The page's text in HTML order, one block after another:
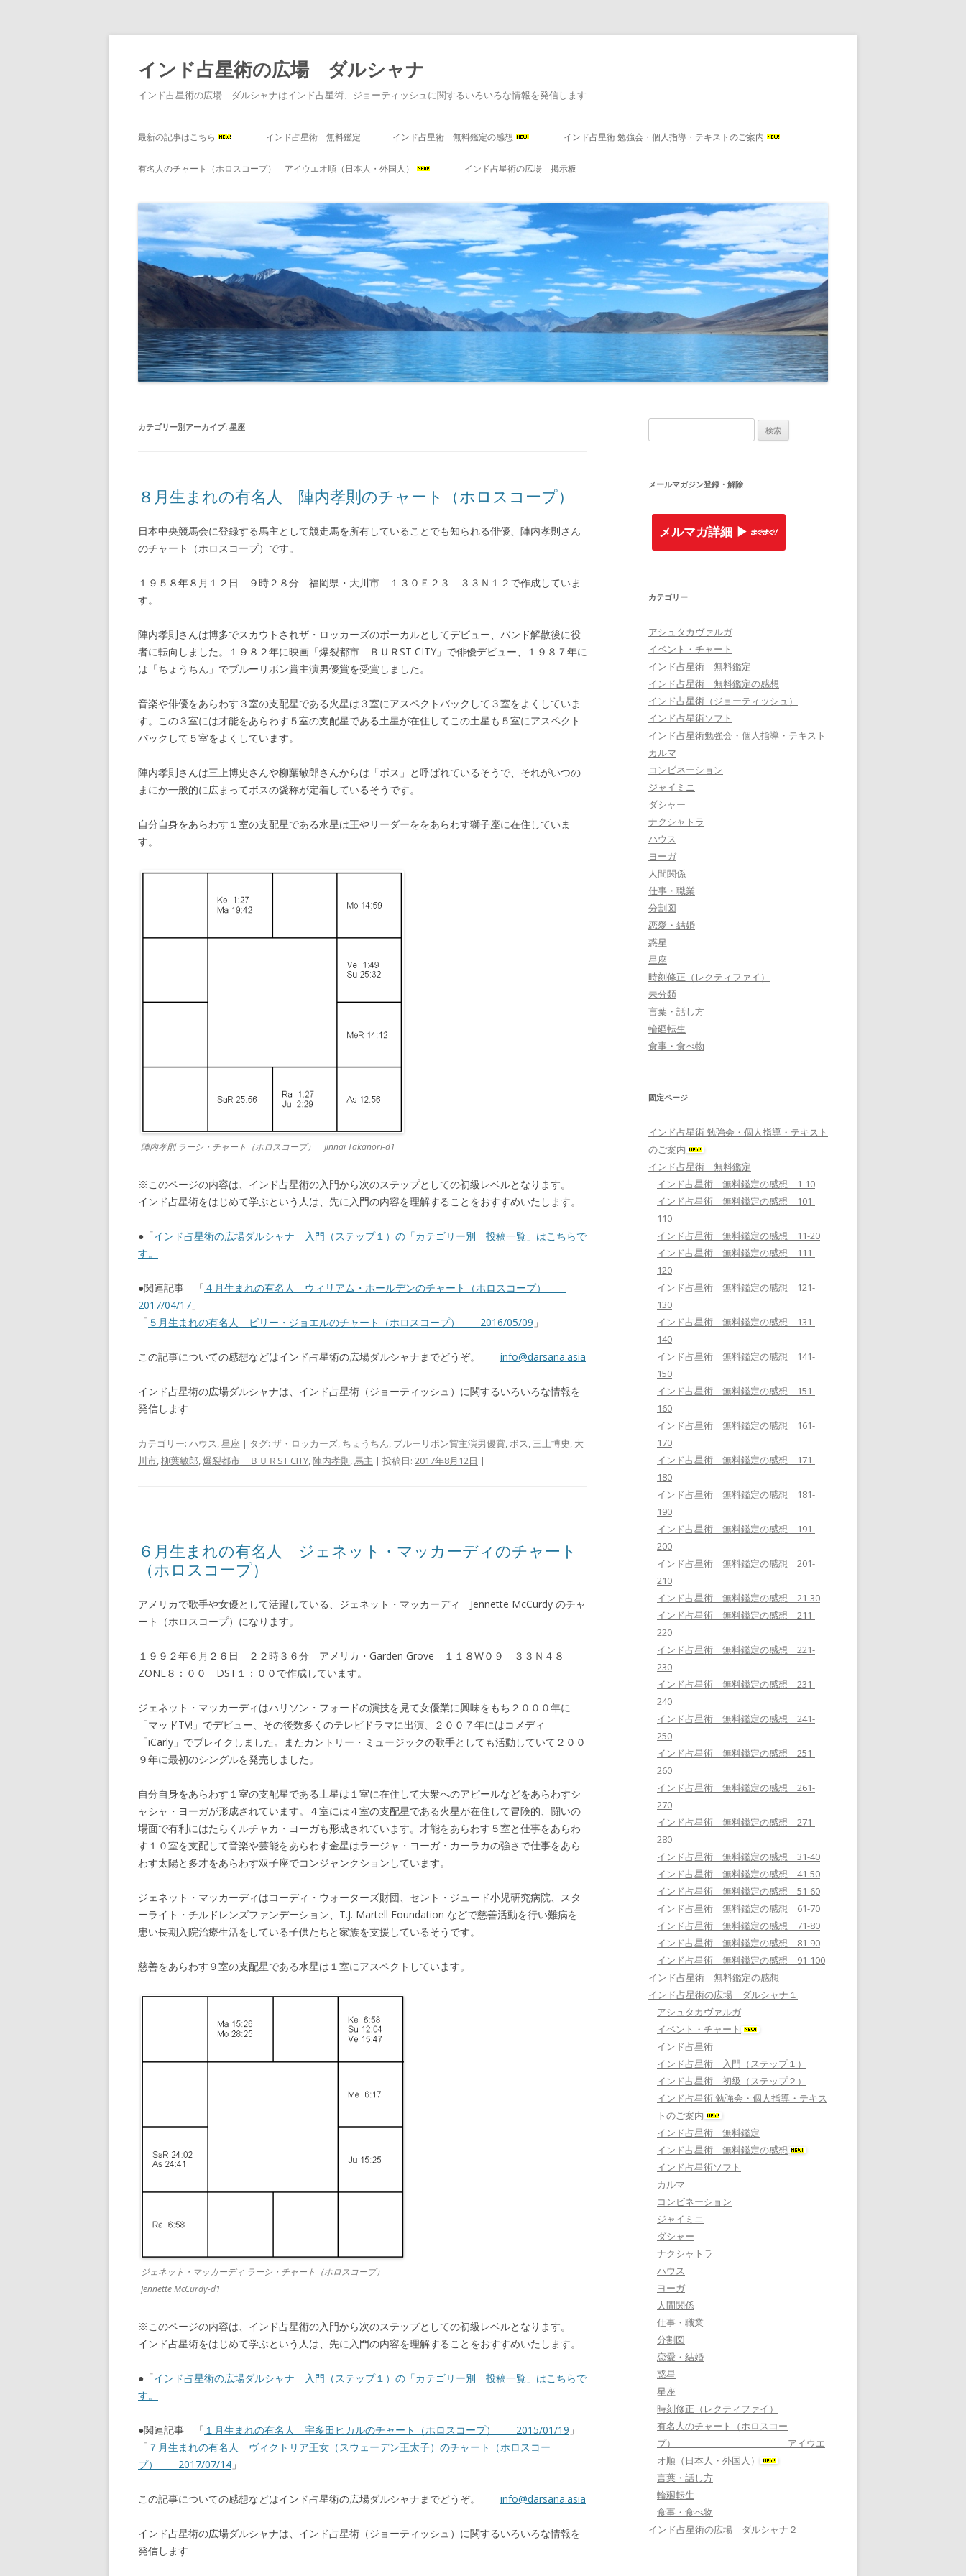
インド占星術の広場 ダルシャナ
インド占星術の広場 ダルシャナはインド占星術、ジョーティッシュに関するいろいろな情報を発信します
最新の記事はこちら インド占星術 無料鑑定 インド占星術 無料鑑定の感想 インド占星術 勉強会・個人指導・テキストのご案内
有名人のチャート（ホロスコープ） アイウエオ順（日本人・外国人） インド占星術の広場 掲示板
カテゴリー別アーカイブ: 星座
８月生まれの有名人 陣内孝則のチャート（ホロスコープ）
日本中央競馬会に登録する馬主として競走馬を所有していることでも知られる俳優、陣内孝則さん
のチャート（ホロスコープ）です。
１９５８年８月１２日 ９時２８分 福岡県・大川市 １３０Ｅ２３ ３３Ｎ１２で作成していま
す。
陣内孝則さんは博多でスカウトされザ・ロッカーズのボーカルとしてデビュー、バンド解散後に役
者に転向しました。１９８２年に映画「爆裂都市 ＢＵＲST CITY」で俳優デビュー、１９８７年に
は「ちょうちん」でブルーリボン賞主演男優賞を受賞しました。
音楽や俳優をあらわす３室の支配星である火星は３室にアスペクトバックして３室をよくしていま
す。この３室には才能をあらわす５室の支配星である土星が在住してこの土星も５室にアスペクト
バックして５室をよくしています。
陣内孝則さんは三上博史さんや柳葉敏郎さんからは「ボス」と呼ばれているそうで、それがいつの
まにか一般的に広まってボスの愛称が定着しているそうです。
自分自身をあらわす１室の支配星である水星は王やリーダーををあらわす獅子座に在住していま
す。
陣内孝則 ラーシ・チャート（ホロスコープ） Jinnai Takanori-d1
※このページの内容は、インド占星術の入門から次のステップとしての初級レベルとなります。
インド占星術をはじめて学ぶという人は、先に入門の内容を理解することをおすすめいたします。
●「インド占星術の広場ダルシャナ 入門（ステップ１）の「カテゴリー別 投稿一覧」はこちらで
す。
●関連記事 「 ４月生まれの有名人 ウィリアム・ホールデンのチャート（ホロスコープ）
2017/04/17 」
「 ５月生まれの有名人 ビリー・ジョエルのチャート（ホロスコープ） 2016/05/09 」
この記事についての感想などはインド占星術の広場ダルシャナまでどうぞ。 info@darsana.asia
インド占星術の広場ダルシャナは、インド占星術（ジョーティッシュ）に関するいろいろな情報を
発信します
カテゴリー: ハウス,星座 | タグ: ザ・ロッカーズ, ちょうちん, ブルーリボン賞主演男優賞,ボス, 三上博史, 大
川市,柳葉敏郎,爆裂都市 ＢＵＲST CITY,陣内孝則,馬主 | 投稿日: 2017年8月12日 |
６月生まれの有名人 ジェネット・マッカーディのチャート
（ホロスコープ）
アメリカで歌手や女優として活躍している、ジェネット・マッカーディ Jennette McCurdy のチャ
ート（ホロスコープ）になります。
１９９２年６月２６日 ２２時３６分 アメリカ・Garden Grove １１８W０９ ３３Ｎ４８
ZONE８：００ DST１：００で作成しています。
ジェネット・マッカーディはハリソン・フォードの演技を見て女優業に興味をもち２０００年に
「マッドTV!」でデビュー、その後数多くのテレビドラマに出演、２００７年にはコメディ
「iCarly」でブレイクしました。またカントリー・ミュージックの歌手としても活動していて２００
９年に最初のシングルを発売しました。
自分自身をあらわす１室の支配星である土星は１室に在住して大衆へのアピールなどをあらわすシ
ャシャ・ヨーガが形成されています。４室には４室の支配星である火星が在住して冒険的、闘いの
場面で有利にはたらくルチャカ・ヨーガも形成されています。才能をあらわす５室と仕事をあらわ
す１０室を支配して音楽や芸能をあらわす金星はラージャ・ヨーガ・カーラカの強さで仕事をあら
わす太陽と多才をあらわす双子座でコンジャンクションしています。
ジェネット・マッカーディはコーディ・ウォーターズ財団、セント・ジュード小児研究病院、スタ
ーライト・チルドレンズファンデーション、T.J. Martell Foundation などで慈善活動を行い難病を
患い長期入院治療生活をしている子供たちと家族を支援しているそうです。
慈善をあらわす９室の支配星である水星は１室にアスペクトしています。
ジェネット・マッカーディ ラーシ・チャート（ホロスコープ）
Jennette McCurdy-d1
※このページの内容は、インド占星術の入門から次のステップとしての初級レベルとなります。
インド占星術をはじめて学ぶという人は、先に入門の内容を理解することをおすすめいたします。
●「インド占星術の広場ダルシャナ 入門（ステップ１）の「カテゴリー別 投稿一覧」はこちらで
す。
●関連記事 「 １月生まれの有名人 宇多田ヒカルのチャート（ホロスコープ） 2015/01/19 」
「 ７月生まれの有名人 ヴィクトリア王女（スウェーデン王太子）のチャート（ホロスコー
プ） 2017/07/14 」
この記事についての感想などはインド占星術の広場ダルシャナまでどうぞ。 info@darsana.asia
インド占星術の広場ダルシャナは、インド占星術（ジョーティッシュ）に関するいろいろな情報を
発信します
メールマガジン登録・解除
メルマガ詳細 ▶︎
カテゴリー
アシュタカヴァルガ
イベント・チャート
インド占星術 無料鑑定
インド占星術 無料鑑定の感想
インド占星術（ジョーティッシュ）
インド占星術ソフト
インド占星術勉強会・個人指導・テキスト
カルマ
コンビネーション
ジャイミニ
ダシャー
ナクシャトラ
ハウス
ヨーガ
人間関係
仕事・職業
分割図
恋愛・結婚
惑星
星座
時刻修正（レクティファイ）
未分類
言葉・話し方
輪廻転生
食事・食べ物
固定ページ
インド占星術 勉強会・個人指導・テキスト
のご案内
インド占星術 無料鑑定
インド占星術 無料鑑定の感想 1-10
インド占星術 無料鑑定の感想 101-
110
インド占星術 無料鑑定の感想 11-20
インド占星術 無料鑑定の感想 111-
120
インド占星術 無料鑑定の感想 121-
130
インド占星術 無料鑑定の感想 131-
140
インド占星術 無料鑑定の感想 141-
150
インド占星術 無料鑑定の感想 151-
160
インド占星術 無料鑑定の感想 161-
170
インド占星術 無料鑑定の感想 171-
180
インド占星術 無料鑑定の感想 181-
190
インド占星術 無料鑑定の感想 191-
200
インド占星術 無料鑑定の感想 201-
210
インド占星術 無料鑑定の感想 21-30
インド占星術 無料鑑定の感想 211-
220
インド占星術 無料鑑定の感想 221-
230
インド占星術 無料鑑定の感想 231-
240
インド占星術 無料鑑定の感想 241-
250
インド占星術 無料鑑定の感想 251-
260
インド占星術 無料鑑定の感想 261-
270
インド占星術 無料鑑定の感想 271-
280
インド占星術 無料鑑定の感想 31-40
インド占星術 無料鑑定の感想 41-50
インド占星術 無料鑑定の感想 51-60
インド占星術 無料鑑定の感想 61-70
インド占星術 無料鑑定の感想 71-80
インド占星術 無料鑑定の感想 81-90
インド占星術 無料鑑定の感想 91-100
インド占星術 無料鑑定の感想
インド占星術の広場 ダルシャナ１
アシュタカヴァルガ
イベント・チャート
インド占星術
インド占星術 入門（ステップ１）
インド占星術 初級（ステップ２）
インド占星術 勉強会・個人指導・テキス
トのご案内
インド占星術 無料鑑定
インド占星術 無料鑑定の感想
インド占星術ソフト
カルマ
コンビネーション
ジャイミニ
ダシャー
ナクシャトラ
ハウス
ヨーガ
人間関係
仕事・職業
分割図
恋愛・結婚
惑星
星座
時刻修正（レクティファイ）
有名人のチャート（ホロスコー
プ） アイウエ
オ順（日本人・外国人）
言葉・話し方
輪廻転生
食事・食べ物
インド占星術の広場 ダルシャナ２